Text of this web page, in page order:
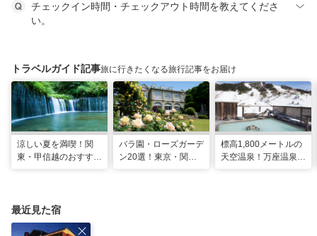
チェックイン時間・チェックアウト時間を教えてくださ
い。
トラベルガイド記事旅に行きたくなる旅行記事をお届け
涼しい夏を満喫！関
東・甲信越のおすすめ
バラ園・ローズガーデ
ン20選！東京・関東
標高1,800メートルの
天空温泉！万座温泉
最近見た宿